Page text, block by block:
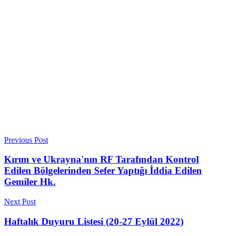
Previous Post
Kırım ve Ukrayna'nın RF Tarafından Kontrol
Edilen Bölgelerinden Sefer Yaptığı İddia Edilen
Gemiler Hk.
Next Post
Haftalık Duyuru Listesi (20-27 Eylül 2022)